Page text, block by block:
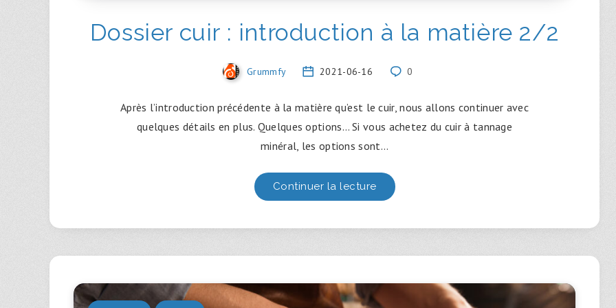
Dossier cuir : introduction à la matière 2/2
Grummfy 2021-06-16 0
Après l’introduction précédente à la matière qu’est le cuir, nous allons continuer avec
quelques détails en plus. Quelques options… Si vous achetez du cuir à tannage
minéral, les options sont…
Continuer la lecture